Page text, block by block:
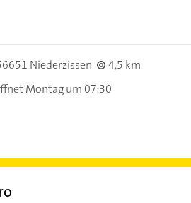
Niederzissen
4,5 km
Montag um 07:30